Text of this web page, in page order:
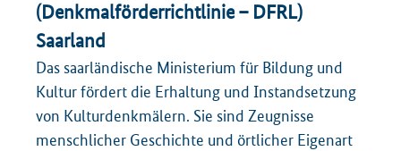
(Denkmalförderrichtlinie – DFRL)
Saarland
Das saarländische Ministerium für Bildung und
Kultur fördert die Erhaltung und Instandsetzung
von Kulturdenkmälern. Sie sind Zeugnisse
menschlicher Geschichte und örtlicher Eigenart